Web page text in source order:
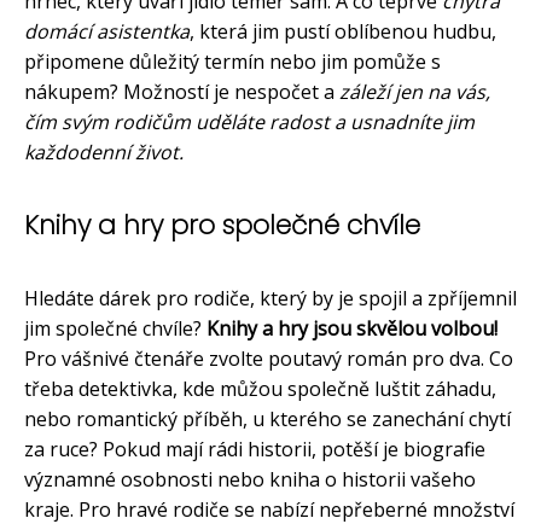
domácí asistentka, která jim pustí oblíbenou hudbu,
připomene důležitý termín nebo jim pomůže s
nákupem? Možností je nespočet a záleží jen na vás,
čím svým rodičům uděláte radost a usnadníte jim
každodenní život.
Knihy a hry pro společné chvíle
Hledáte dárek pro rodiče, který by je spojil a zpříjemnil
jim společné chvíle? Knihy a hry jsou skvělou volbou!
Pro vášnivé čtenáře zvolte poutavý román pro dva. Co
třeba detektivka, kde můžou společně luštit záhadu,
nebo romantický příběh, u kterého se zanechání chytí
za ruce? Pokud mají rádi historii, potěší je biografie
významné osobnosti nebo kniha o historii vašeho
kraje. Pro hravé rodiče se nabízí nepřeberné množství